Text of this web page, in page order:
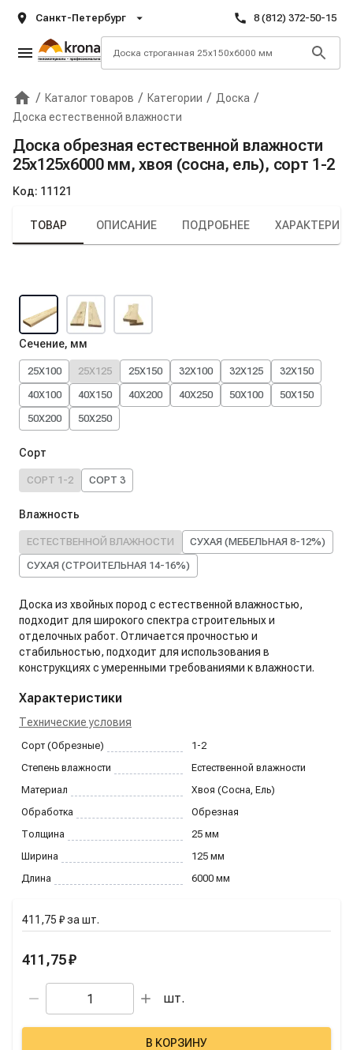
Санкт-Петербург 8 (812) 372-50-15
Главная
/ Каталог товаров / Категории / Доска /
Доска естественной влажности
Доска обрезная естественной влажности
25х125х6000 мм, хвоя (сосна, ель), сорт 1-2
Код: 11121
Крона
ТОВАР ОПИСАНИЕ ПОДРОБНЕЕ
Сечение, мм
25X100 25X125 25X150 32X100 32X125
32X150
40X100
40X150 40X200 40X250 50X100
50X150
50X200
50X250
Сорт
СОРТ 1-2 СОРТ 3
Влажность
ЕСТЕСТВЕННОЙ ВЛАЖНОСТИ
СУХАЯ (МЕБЕЛЬНАЯ 8-12%)
СУХАЯ (СТРОИТЕЛЬНАЯ 14-16%)
Доска из хвойных пород с естественной влажностью,
подходит для широкого спектра строительных и
отделочных работ. Отличается прочностью и
стабильностью, подходит для использования в
конструкциях с умеренными требованиями к влажности.
Характеристики
Технические условия
Сорт (Обрезные)
1-2
Степень влажности
Естественной влажности
Материал
Хвоя (Сосна, Ель)
Обработка
Обрезная
Толщина
25 мм
Ширина
125 мм
Длина
6000 мм
411,75 ₽за шт.
411,75 ₽
шт.
В КОРЗИНУ